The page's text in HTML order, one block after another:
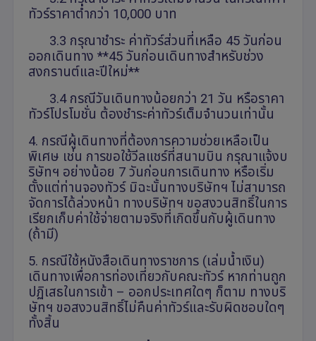
ทัวร์ราคาต่ำกว่า 10,000 บาท
3.3 กรุณาชำระ ค่าทัวร์ส่วนที่เหลือ 45 วันก่อน
ออกเดินทาง **45 วันก่อนเดินทางสำหรับช่วง
สงกรานต์และปีใหม่**
3.4 กรณีวันเดินทางน้อยกว่า 21 วัน หรือราคา
ทัวร์โปรโมชั่น ต้องชำระค่าทัวร์เต็มจำนวนเท่านั้น
4. กรณีผู้เดินทางที่ต้องการความช่วยเหลือเป็น
พิเศษ เช่น การขอใช้วีลแชร์ที่สนามบิน กรุณาแจ้งบ
ริษัทฯ อย่างน้อย 7 วันก่อนการเดินทาง หรือเริ่ม
ตั้งแต่ท่านจองทัวร์ มิฉะนั้นทางบริษัทฯ ไม่สามารถ
จัดการได้ล่วงหน้า ทางบริษัทฯ ขอสงวนสิทธิ์ในการ
เรียกเก็บค่าใช้จ่ายตามจริงที่เกิดขึ้นกับผู้เดินทาง
(ถ้ามี)
5. กรณีใช้หนังสือเดินทางราชการ (เล่มน้ำเงิน)
เดินทางเพื่อการท่องเที่ยวกับคณะทัวร์ หากท่านถูก
ปฏิเสธในการเข้า – ออกประเทศใดๆ ก็ตาม ทางบริ
ษัทฯ ขอสงวนสิทธิ์ไม่คืนค่าทัวร์และรับผิดชอบใดๆ
ทั้งสิ้น